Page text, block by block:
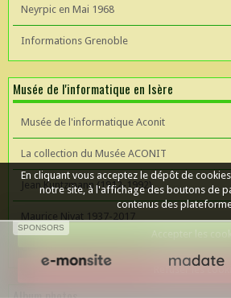
Neyrpic en Mai 1968
Informations Grenoble
Musée de l'informatique en Isère
Musée de l'informatique Aconit
La collection du Musée ACONIT
Jean Kuntzmann (1912-1992)
Maurice Nivat 1937-2017
SPONSORS
En cliquant vous acceptez le dépôt de
notre site, à l'affichage des boutons de
contenus des
Refuser les